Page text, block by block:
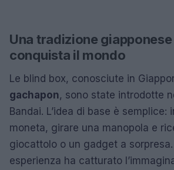
Una tradizione
conquista il mondo
Le blind box, conosciute in
gachapon, sono state introdotte
Bandai. L’idea di base è semplice:
moneta, girare una manopola e
giocattolo o un gadget a
esperienza ha catturato